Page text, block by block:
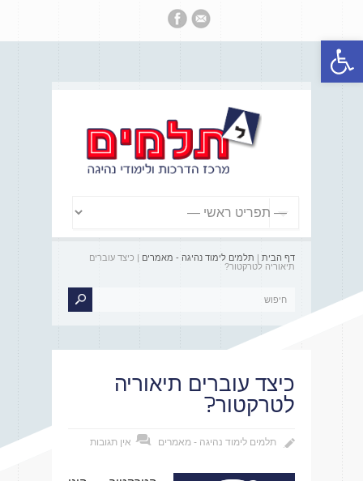
פתח סרגל נגישות
דף הבית | תלמים לימוד נהיגה - מאמרים | כיצד עוברים
תיאוריה לטרקטור?
כיצד עוברים תיאוריה
לטרקטור?
תלמים לימוד נהיגה - מאמרים אין תגובות